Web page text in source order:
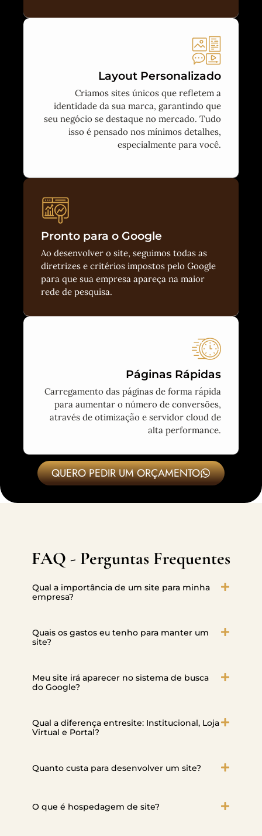
Layout Personalizado
Criamos sites únicos que refletem a
identidade da sua marca, garantindo que
seu negócio se destaque no mercado. Tudo
isso é pensado nos mínimos detalhes,
especialmente para você.
Pronto para o Google
Ao desenvolver o site, seguimos todas as
diretrizes e critérios impostos pelo Google
para que sua empresa apareça na maior
rede de pesquisa.
Páginas Rápidas
Carregamento das páginas de forma rápida
para aumentar o número de conversões,
através de otimização e servidor cloud de
alta performance.
QUERO PEDIR UM ORÇAMENTO
FAQ - Perguntas Frequentes
Qual a importância de um site para minha
empresa?
Quais os gastos eu tenho para manter um
site?
Meu site irá aparecer no sistema de busca
do Google?
Qual a diferença entresite: Institucional, Loja
Virtual e Portal?
Quanto custa para desenvolver um site?
O que é hospedagem de site?